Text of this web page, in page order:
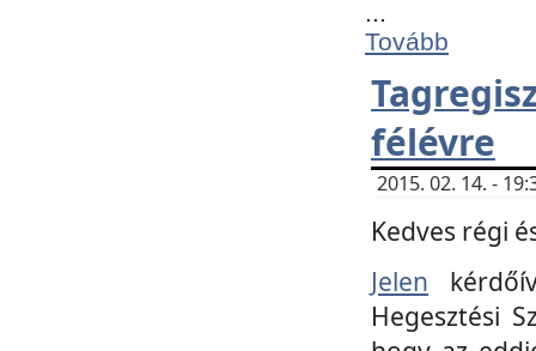
...
Tovább
félévre
2015. 02. 14. -
Kedves régi
Jelen
Hegesztési